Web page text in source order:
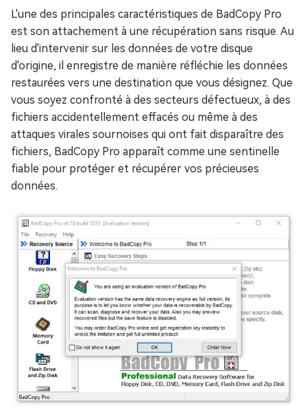
L'une des principales caractéristiques de BadCopy Pro
est son attachement à une récupération sans risque. Au
lieu d'intervenir sur les données de votre disque
d'origine, il enregistre de manière réfléchie les données
restaurées vers une destination que vous désignez. Que
vous soyez confronté à des secteurs défectueux, à des
fichiers accidentellement effacés ou même à des
attaques virales sournoises qui ont fait disparaître des
fichiers, BadCopy Pro apparaît comme une sentinelle
fiable pour protéger et récupérer vos précieuses
données.